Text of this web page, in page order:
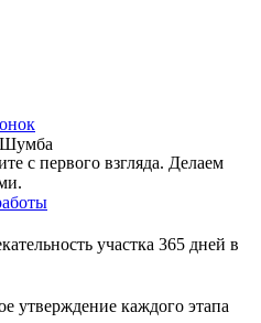
Шумба
с первого взгляда. Делаем
участка 365 дней в
утверждение каждого этапа